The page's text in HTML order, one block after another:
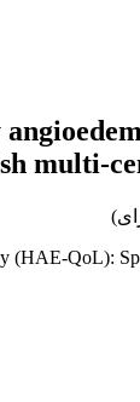
multi-
(HAE-QoL):